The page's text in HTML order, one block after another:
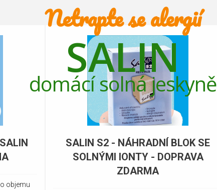
Netrapte se alergií
SALIN
domácí solná jeskyně
objemu
SALIN S2 - NÁHRADNÍ BLOK SE
SOLNÝMI IONTY - DOPRAVA
ZDARMA